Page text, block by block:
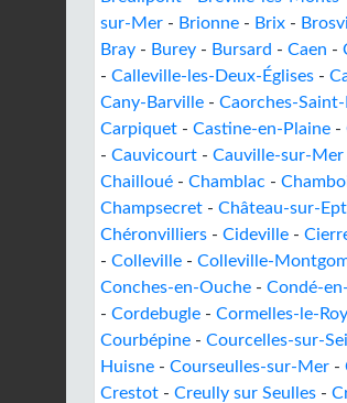
sur-Mer - Brionne - Brix -
Bray - Burey - Bursard - Caen -
- Calleville-les-Deux-Églises -
Cany-Barville - Caorches-
Carpiquet - Castine-en-Plaine -
- Cauvicourt - Cauville-sur-Mer
Chailloué - Chamblac -
Champsecret - Château-sur-
Chéronvilliers - Cideville -
- Colleville - Colleville-
Conches-en-Ouche - Condé-
- Cordebugle - Cormelles-le-
Courbépine - Courcelles-sur-
Huisne - Courseulles-sur-Mer -
Crestot - Creully sur Seulles -